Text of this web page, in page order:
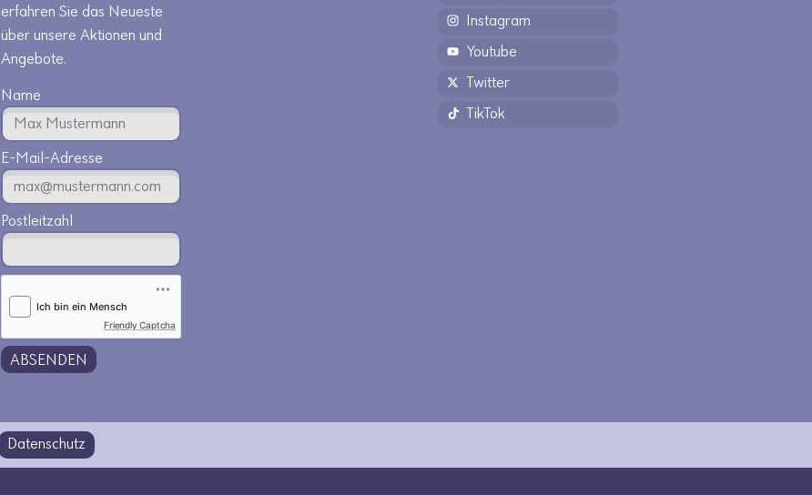
erfahren Sie das Neueste
über unsere Aktionen und
Angebote.
Name
E-Mail-Adresse
Postleitzahl
Friendly Captcha
ABSENDEN
Instagram
Youtube
Twitter
TikTok
Datenschutz